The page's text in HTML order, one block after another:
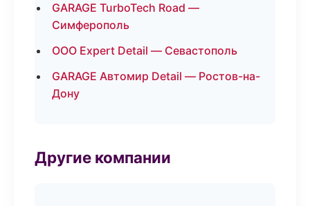
GARAGE TurboTech Road —
Симферополь
ООО Expert Detail — Севастополь
GARAGE Автомир Detail — Ростов-на-
Дону
Другие компании